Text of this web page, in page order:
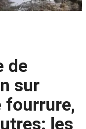
de
sur
fourrure,
les